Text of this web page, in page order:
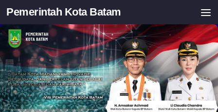
Skip to content
Pemerintah Kota Batam